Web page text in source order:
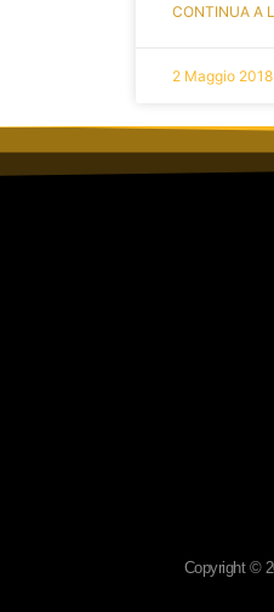
CONTINUA A
2 Maggio 2018
Copyright ©